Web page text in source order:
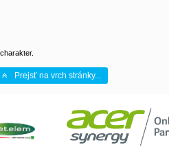
Prejsť na vrch stránky...